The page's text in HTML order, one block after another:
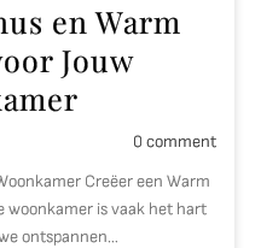
en Warm
Jouw
0 comment
Creëer een Warm
woonkamer is vaak het hart
ontspannen…